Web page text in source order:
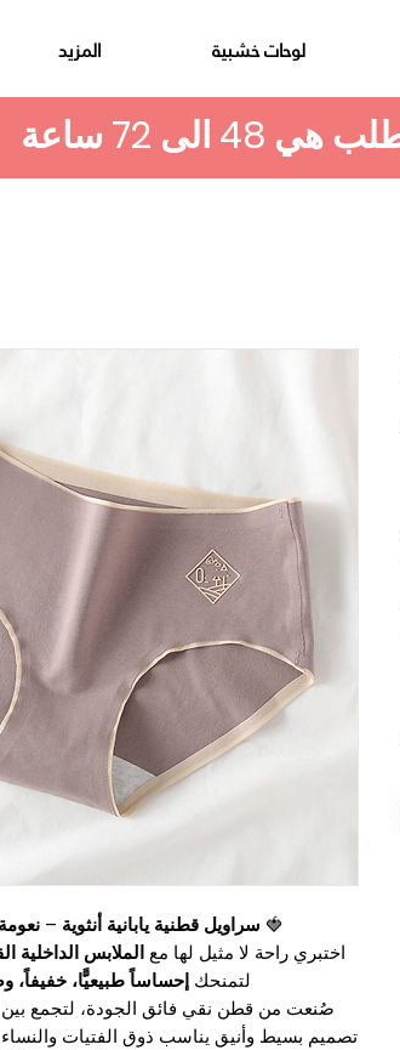
لوحات خشبية المزيد
🍓 سراويل قطنية يابانية أنثوية –
اختبري راحة لا مثيل لها مع الملابس الداخلية
لتمنحك إحساساً طبيعيًّا، خفيفاً،
صُنعت من قطن نقي فائق الجودة، لتجمع بين
تصميم بسيط وأنيق يناسب ذوق الفتيات